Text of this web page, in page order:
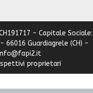
- Capitale
66016 Guardiagrele (CH) -
proprietari